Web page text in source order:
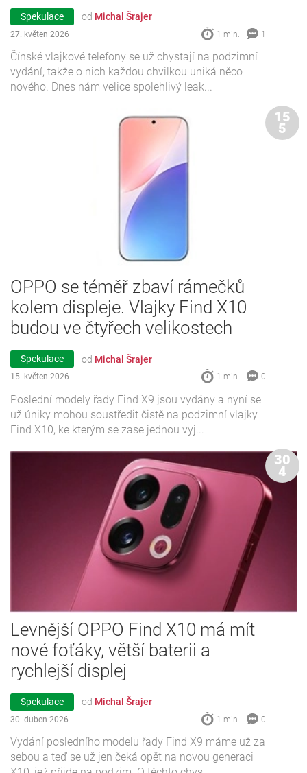
Spekulace od Michal Šrajer
27. květen 2026 1 min. 1
Čínské vlajkové telefony se už chystají na podzimní
vydání, takže o nich každou chvilkou uniká něco
nového. Dnes nám velice spolehlivý leak...
OPPO se téměř zbaví rámečků
kolem displeje. Vlajky Find X10
budou ve čtyřech velikostech
Spekulace od Michal Šrajer
15. květen 2026 1 min. 0
Poslední modely řady Find X9 jsou vydány a nyní se
už úniky mohou soustředit čistě na podzimní vlajky
Find X10, ke kterým se zase jednou vyj...
15
5
Levnější OPPO Find X10 má mít
nové foťáky, větší baterii a
rychlejší displej
Spekulace od Michal Šrajer
30. duben 2026 1 min. 0
Vydání posledního modelu řady Find X9 máme už za
sebou a teď se už jen čeká opět na novou generaci
30
4